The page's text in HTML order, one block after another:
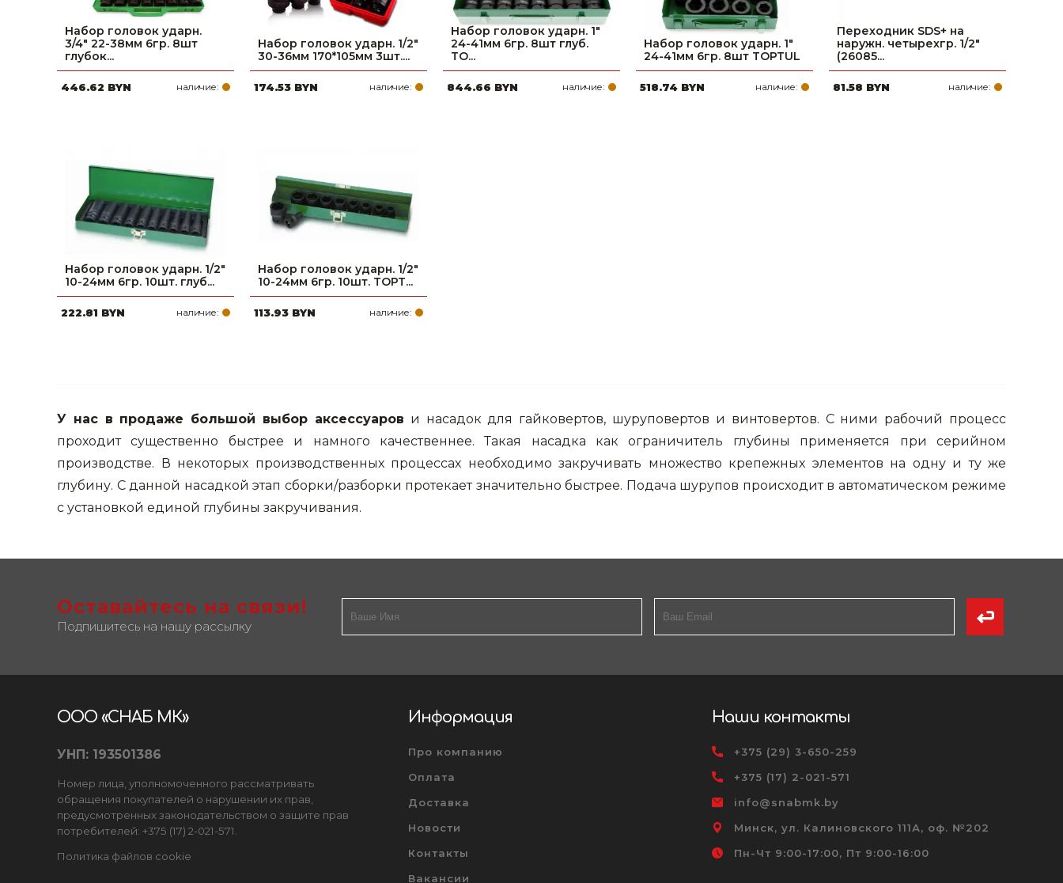
Набор головок ударн.
3/4" 22-38мм 6гр. 8шт
глубок...
446.62 BYN наличие:
Набор головок ударн. 1/2"
30-36мм 170*105мм 3шт....
174.53 BYN наличие:
Набор головок ударн. 1"
24-41мм 6гр. 8шт глуб.
TO...
844.66 BYN наличие:
Набор головок ударн. 1"
24-41мм 6гр. 8шт TOPTUL
518.74 BYN наличие:
Переходник SDS+ на
наружн. четырехгр. 1/2"
(26085...
81.58 BYN наличие:
Набор головок ударн. 1/2"
10-24мм 6гр. 10шт. глуб...
222.81 BYN наличие:
Набор головок ударн. 1/2"
10-24мм 6гр. 10шт. TOPT...
113.93 BYN наличие:
У нас в продаже большой выбор аксессуаров и насадок для гайковертов, шуруповертов и винтовертов. С ними рабочий процесс
проходит существенно быстрее и намного качественнее. Такая насадка как ограничитель глубины применяется при серийном
производстве. В некоторых производственных процессах необходимо закручивать множество крепежных элементов на одну и ту же
глубину. С данной насадкой этап сборки/разборки протекает значительно быстрее. Подача шурупов происходит в автоматическом режиме
с установкой единой глубины закручивания.
Оставайтесь на связи!
Подпишитесь на нашу рассылку
ООО «СНАБ МК»
УНП: 193501386
Номер лица, уполномоченного рассматривать
обращения покупателей о нарушении их прав,
предусмотренных законодательством о защите прав
потребителей: +375 (17) 2-021-571.
Политика файлов cookie
Информация
Про компанию
Оплата
Доставка
Новости
Контакты
Вакансии
Наши контакты
+375 (29) 3-650-259
+375 (17) 2-021-571
info@snabmk.by
Минск, ул. Калиновского 111А, оф. №202
Пн-Чт 9:00-17:00, Пт 9:00-16:00